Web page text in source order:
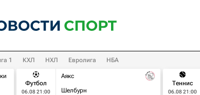
1 КХЛ НХЛ Евролига НБА
Футбол
06.08 21:00
Аякс
Шелбурн
Теннис
06.08 21:00